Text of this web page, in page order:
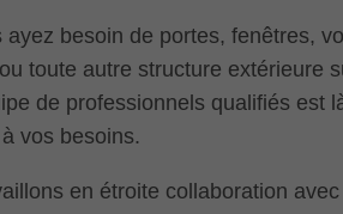
ayez besoin de portes, fenêtres,
toute autre structure extérieure
de professionnels qualifiés est
vos besoins.
en étroite collaboration